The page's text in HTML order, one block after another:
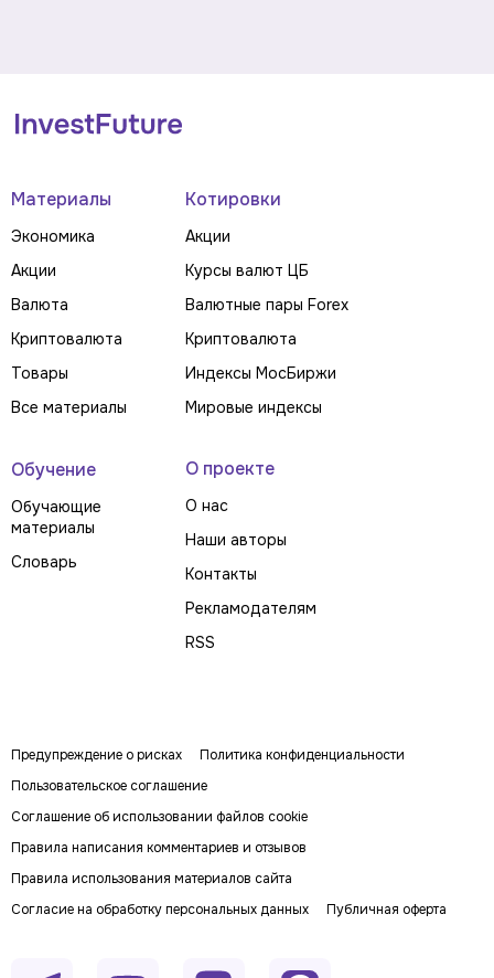
Материалы
Экономика
Акции
Валюта
Криптовалюта
Товары
Все материалы
Котировки
Акции
Курсы валют ЦБ
Валютные пары Forex
Криптовалюта
Индексы МосБиржи
Мировые индексы
Обучение
Обучающие
материалы
Словарь
О проекте
О нас
Наши авторы
Контакты
Рекламодателям
RSS
Предупреждение о рисках
Политика конфиденциальности
Пользовательское соглашение
Соглашение об использовании файлов cookie
Правила написания комментариев и отзывов
Правила использования материалов сайта
Согласие на обработку персональных данных
Публичная оферта